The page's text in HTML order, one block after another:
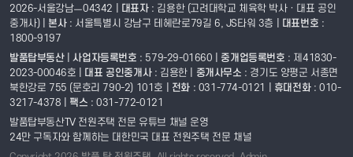
2026-서울강남ㅡ04342 |
대표자: 김용한 (고려대학교 체육학 박사 · 대표 공인
중개사)
본사: 서울특별시 강남구 테헤란로79길 6, JS타워 3층 | 대표번호 :
1800-9197
발품탑부동산|사업자등록번호 : 579-29-01660 | 중개업등록번호 : 제41830-
2023-00046호 |
대표 공인중개사: 김용한 중개사무소 : 경기도 양평군 서종면
북한강로 755 (문호리 790-2) 101호 | 전화 : 031-774-0121 | 휴대전화: 010-
3217-4378 | 팩스 : 031-772-0121
발품탑부동산TV 전원주택 전문 유튜브 채널 운영
24만 구독자와 함께하는 대한민국 대표 전원주택 전문 채널